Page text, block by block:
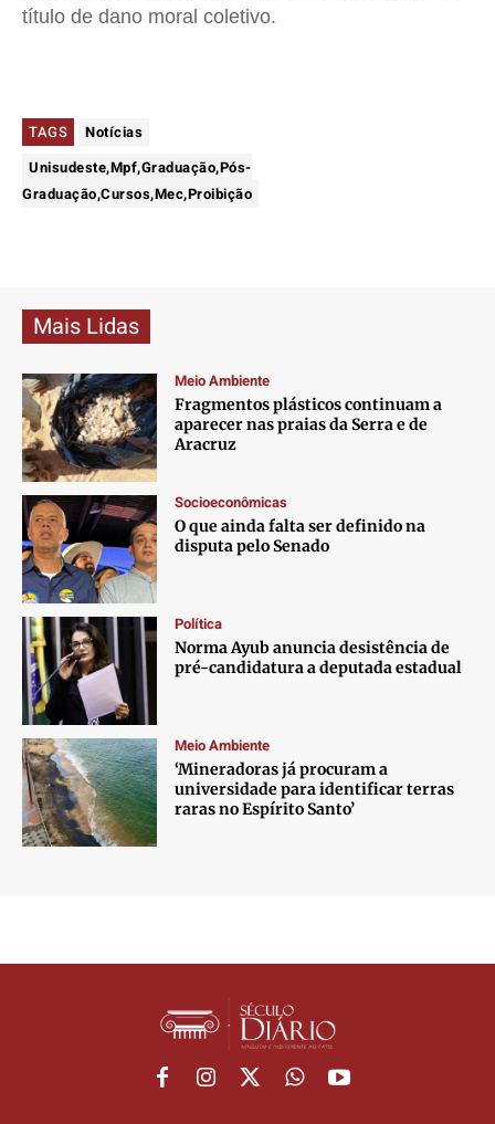
título de dano moral coletivo.
TAGS
Notícias
Unisudeste,Mpf,Graduação,Pós-
Graduação,Cursos,Mec,Proibição
Mais Lidas
Meio Ambiente
Fragmentos plásticos continuam a
aparecer nas praias da Serra e de
Aracruz
Socioeconômicas
O que ainda falta ser definido na
disputa pelo Senado
Política
Norma Ayub anuncia desistência de
pré-candidatura a deputada estadual
Meio Ambiente
‘Mineradoras já procuram a
universidade para identificar terras
raras no Espírito Santo’